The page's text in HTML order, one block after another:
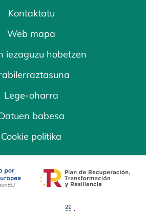
Kontaktatu
Web mapa
iezaguzu hobetzen
Lege-oharra
babesa
Cookie politika
in a new tab opens in a new